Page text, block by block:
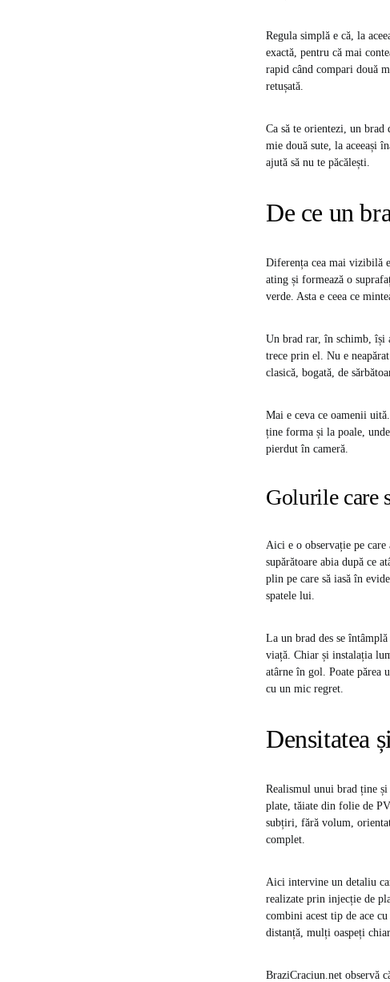
Regula simplă e că, la
exactă, pentru că mai
rapid când compari două
retușată.
Ca să te orientezi, un brad
mie două sute, la aceeași
ajută să nu te păcălești.
De ce un
Diferența cea mai vizibilă
ating și formează o
verde. Asta e ceea ce
Un brad rar, în schimb, își
trece prin el. Nu e
clasică, bogată, de
Mai e ceva ce oamenii
ține forma și la poale,
pierdut în cameră.
Golurile care
Aici e o observație pe
supărătoare abia după ce
plin pe care să iasă în
spatele lui.
La un brad des se
viață. Chiar și instalația
atârne în gol. Poate părea
cu un mic regret.
Densitatea
Realismul unui brad ține și
plate, tăiate din folie de
subțiri, fără volum,
complet.
Aici intervine un detaliu
realizate prin injecție de
combini acest tip de ace
distanță, mulți oaspeți
BraziCraciun.net observă